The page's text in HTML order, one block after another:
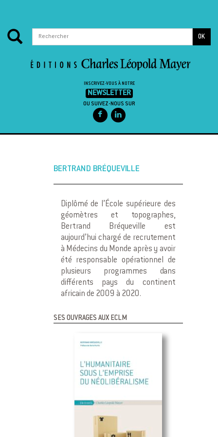
OK
INSCRIVEZ-VOUS À NOTRE
NEWSLETTER
OU SUIVEZ-NOUS SUR
BERTRAND BRÉQUEVILLE
Diplômé de l’École supérieure des
géomètres et topographes,
Bertrand Bréqueville est
aujourd’hui chargé de recrutement
à Médecins du Monde après y avoir
été responsable opérationnel de
plusieurs programmes dans
différents pays du continent
africain de 2009 à 2020.
SES OUVRAGES AUX ECLM